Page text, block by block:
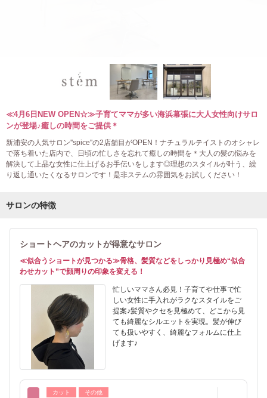
≪4月6日NEW OPEN☆≫子育てママが多い海浜幕張に大人女性向けサロ
ンが登場♪癒しの時間をご提供＊
新浦安の人気サロン''spice''の2店舗目がOPEN！ナチュラルテイストのオシャレ
で落ち着いた店内で、日頃の忙しさを忘れて癒しの時間を＊大人の髪の悩みを
解決して上品な女性に仕上げるお手伝いをします◎理想のスタイルが叶う、繰
り返し通いたくなるサロンです！是非ステムの雰囲気をお試しください！
サロンの特徴
ショートヘアのカットが得意なサロン
≪似合うショートが見つかる≫骨格、髪質などをしっかり見極め“似合
わせカット”で顔周りの印象を変える！
忙しいママさん必見！子育てや仕事で忙
しい女性に手入れがラクなスタイルをご
提案♪髪質やクセを見極めて、どこから見
ても綺麗なシルエットを実現。髪が伸び
ても扱いやすく、綺麗なフォルムに仕上
げます♪
カット その他